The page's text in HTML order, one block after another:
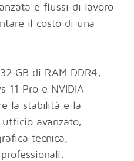
e flussi di lavoro
il costo di una
GB di RAM DDR4,
11 Pro e NVIDIA
la stabilità e la
avanzato,
tecnica,